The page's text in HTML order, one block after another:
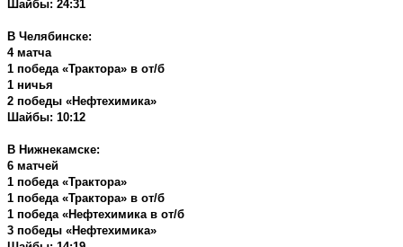
Шайбы: 24:31
В Челябинске:
4матча
1 победа «Трактора» в от/б
1 ничья
2 победы «Нефтехимика»
Шайбы: 10:12
В Нижнекамске:
6 матчей
1 победа «Трактора»
1 победа «Трактора» в от/б
1 победа «Нефтехимика в от/б
3 победы «Нефтехимика»